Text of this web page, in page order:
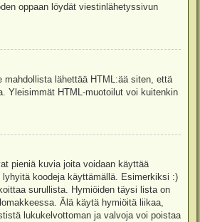
oppaan löydät viestinlähetyssivun
mahdollista lähettää HTML:ää siten, että
Yleisimmät HTML-muotoilut voi kuitenkin
pieniä kuvia joita voidaan käyttää
lyhyitä koodeja käyttämällä. Esimerkiksi :)
surullista. Hymiöiden täysi lista on
Älä käytä hymiöitä liikaa,
lukukelvottoman ja valvoja voi poistaa